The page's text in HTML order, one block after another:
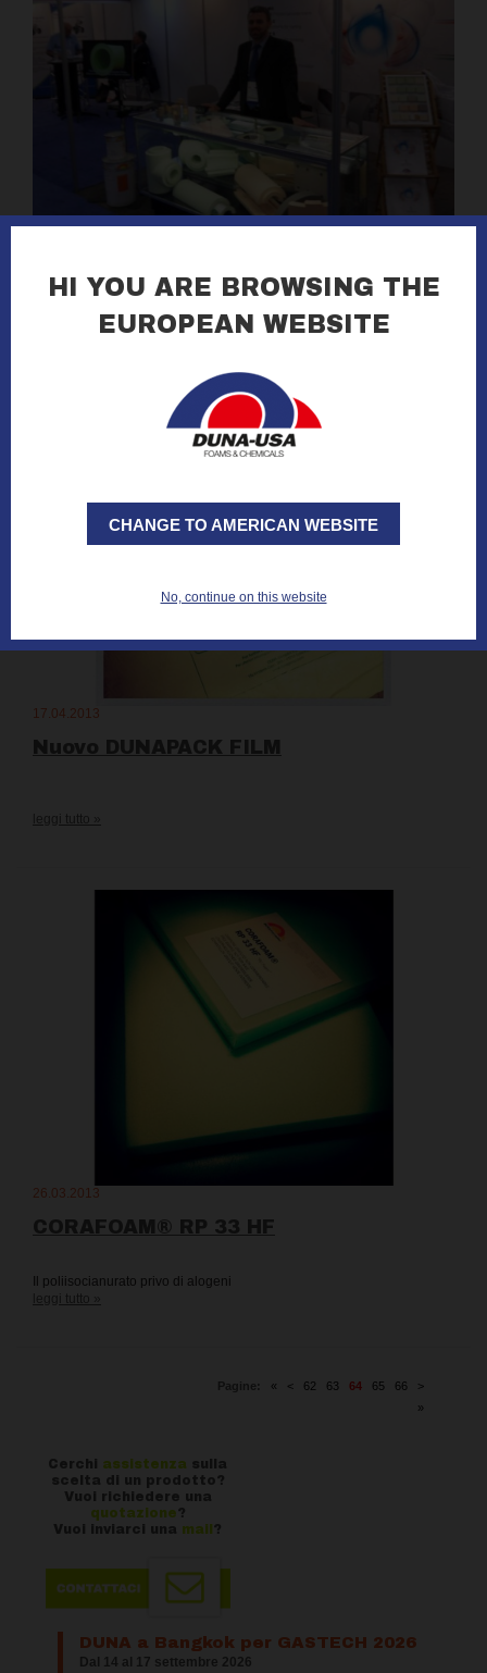
17.04.2013
Nuovo DUNAPACK FILM
leggi tutto »
26.03.2013
CORAFOAM® RP 33 HF
Il poliisocianurato privo di alogeni
leggi tutto »
Pagine: « < 62 63 64 65 66
>
»
Cerchi assistenza sulla
scelta di un prodotto?
Vuoi richiedere una
quotazione?
Vuoi inviarci una mail ?
DUNA a Bangkok per GASTECH 2026
Dal 14 al 17 settembre 2026
HI YOU ARE BROWSING THE
EUROPEAN WEBSITE
CHANGE TO AMERICAN WEBSITE
No, continue on this website